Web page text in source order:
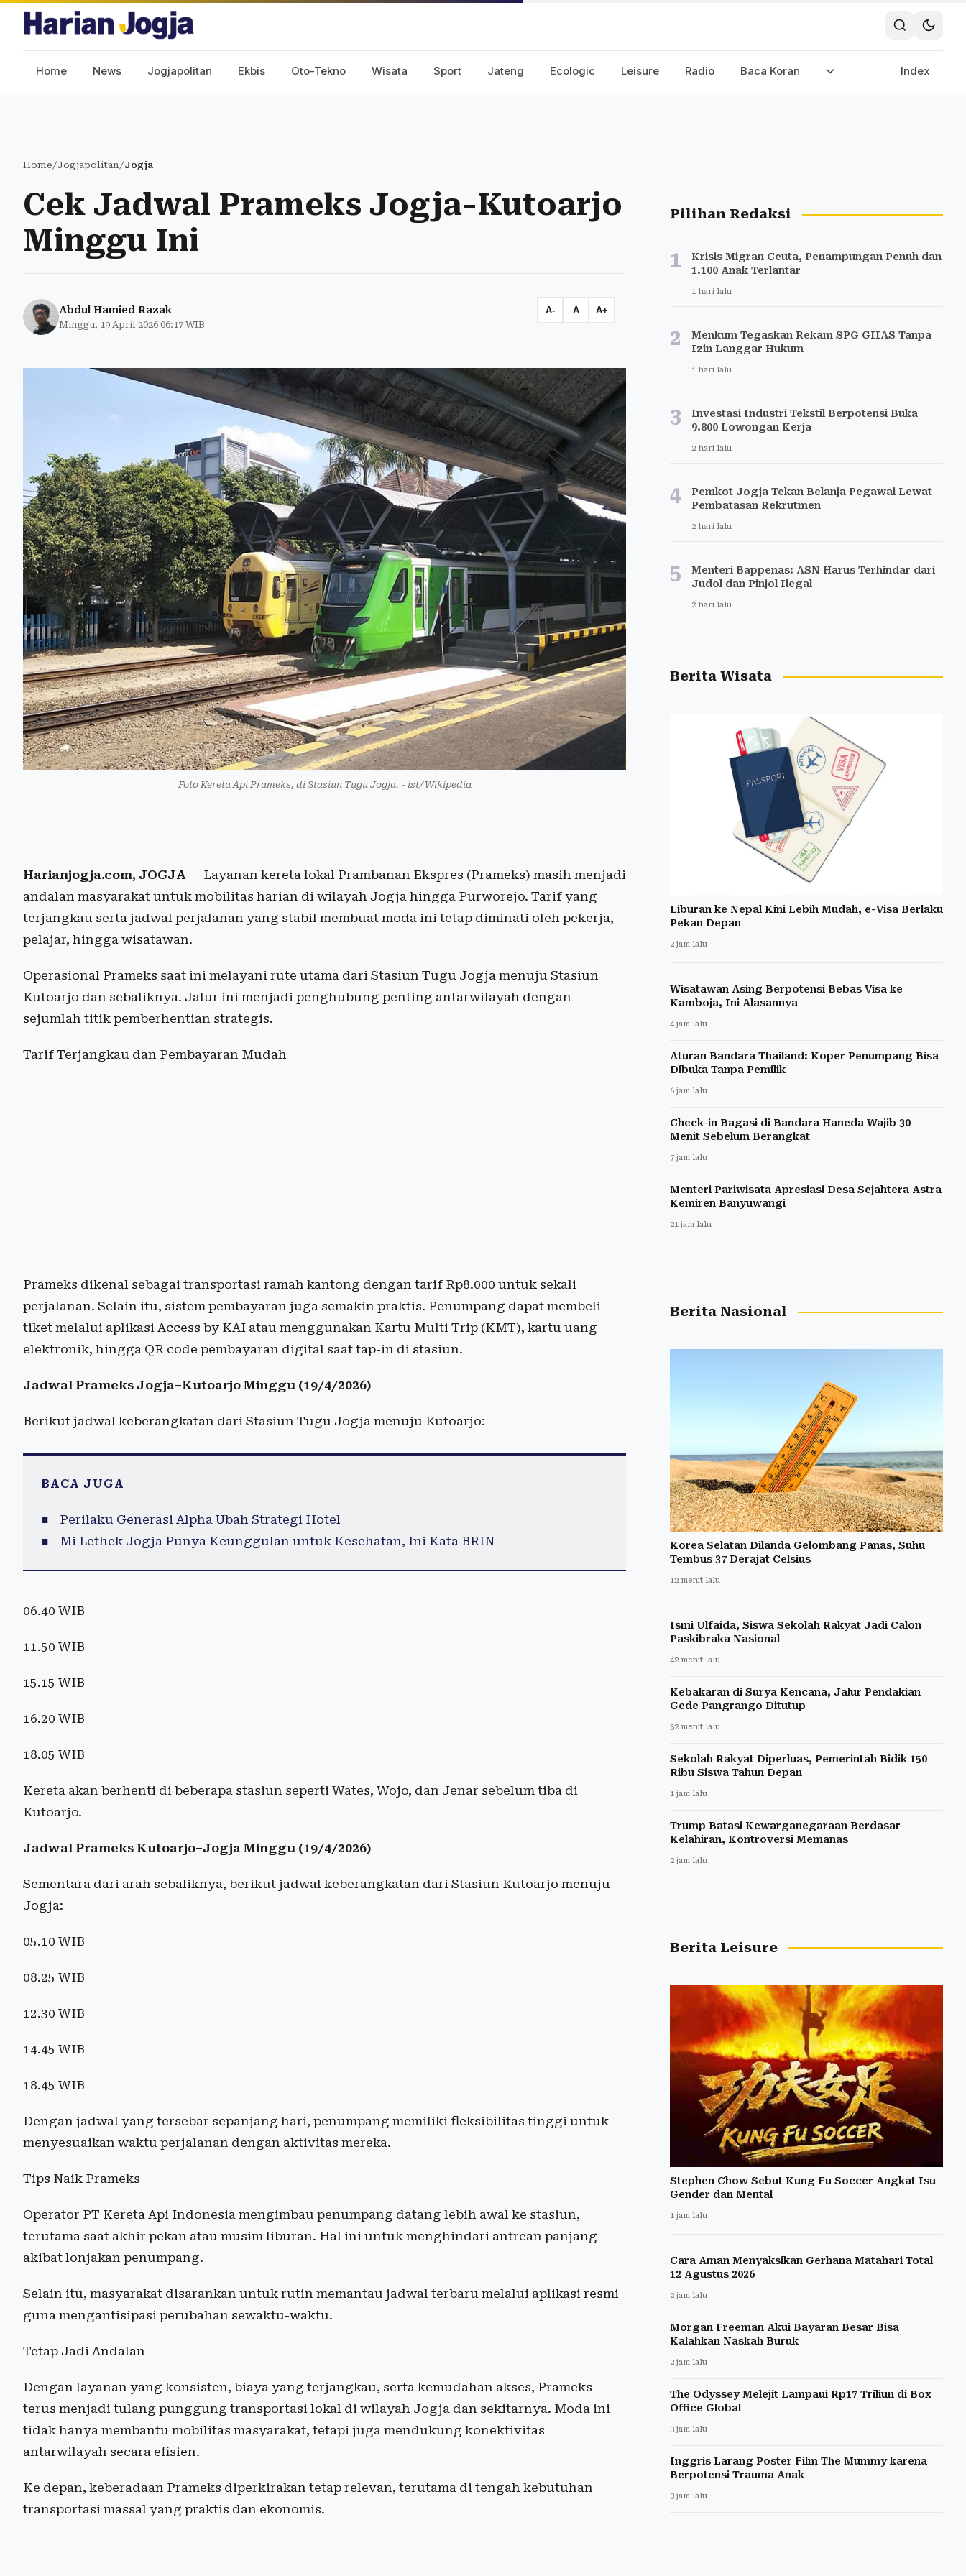
Home News Jogjapolitan Ekbis Oto-Tekno Wisata Sport Jateng Ecologic Leisure Radio Baca Koran Index
Home/Jogjapolitan/Jogja
Cek Jadwal Prameks Jogja-Kutoarjo
Minggu Ini
Abdul Hamied Razak
Minggu, 19 April 2026 06:17 WIB
A- A A+
Foto Kereta Api Prameks, di Stasiun Tugu Jogja. - ist/Wikipedia
Harianjogja.com, JOGJA — Layanan kereta lokal Prambanan Ekspres (Prameks) masih menjadi
andalan masyarakat untuk mobilitas harian di wilayah Jogja hingga Purworejo. Tarif yang
terjangkau serta jadwal perjalanan yang stabil membuat moda ini tetap diminati oleh pekerja,
pelajar, hingga wisatawan.
Operasional Prameks saat ini melayani rute utama dari Stasiun Tugu Jogja menuju Stasiun
Kutoarjo dan sebaliknya. Jalur ini menjadi penghubung penting antarwilayah dengan
sejumlah titik pemberhentian strategis.
Tarif Terjangkau dan Pembayaran Mudah
Prameks dikenal sebagai transportasi ramah kantong dengan tarif Rp8.000 untuk sekali
perjalanan. Selain itu, sistem pembayaran juga semakin praktis. Penumpang dapat membeli
tiket melalui aplikasi Access by KAI atau menggunakan Kartu Multi Trip (KMT), kartu uang
elektronik, hingga QR code pembayaran digital saat tap-in di stasiun.
Jadwal Prameks Jogja–Kutoarjo Minggu (19/4/2026)
Berikut jadwal keberangkatan dari Stasiun Tugu Jogja menuju Kutoarjo:
BACA JUGA
Perilaku Generasi Alpha Ubah Strategi Hotel
Mi Lethek Jogja Punya Keunggulan untuk Kesehatan, Ini Kata BRIN
06.40 WIB
11.50 WIB
15.15 WIB
16.20 WIB
18.05 WIB
Kereta akan berhenti di beberapa stasiun seperti Wates, Wojo, dan Jenar sebelum tiba di
Kutoarjo.
Jadwal Prameks Kutoarjo–Jogja Minggu (19/4/2026)
Sementara dari arah sebaliknya, berikut jadwal keberangkatan dari Stasiun Kutoarjo menuju
Jogja:
05.10 WIB
08.25 WIB
12.30 WIB
14.45 WIB
18.45 WIB
Dengan jadwal yang tersebar sepanjang hari, penumpang memiliki fleksibilitas tinggi untuk
menyesuaikan waktu perjalanan dengan aktivitas mereka.
Tips Naik Prameks
Operator PT Kereta Api Indonesia mengimbau penumpang datang lebih awal ke stasiun,
terutama saat akhir pekan atau musim liburan. Hal ini untuk menghindari antrean panjang
akibat lonjakan penumpang.
Selain itu, masyarakat disarankan untuk rutin memantau jadwal terbaru melalui aplikasi resmi
guna mengantisipasi perubahan sewaktu-waktu.
Tetap Jadi Andalan
Dengan layanan yang konsisten, biaya yang terjangkau, serta kemudahan akses, Prameks
terus menjadi tulang punggung transportasi lokal di wilayah Jogja dan sekitarnya. Moda ini
tidak hanya membantu mobilitas masyarakat, tetapi juga mendukung konektivitas
antarwilayah secara efisien.
Ke depan, keberadaan Prameks diperkirakan tetap relevan, terutama di tengah kebutuhan
transportasi massal yang praktis dan ekonomis.
Pilihan Redaksi
1
Krisis Migran Ceuta, Penampungan Penuh dan
1.100 Anak Terlantar
1 hari lalu
2
Menkum Tegaskan Rekam SPG GIIAS Tanpa
Izin Langgar Hukum
1 hari lalu
3
Investasi Industri Tekstil Berpotensi Buka
9.800 Lowongan Kerja
2 hari lalu
4
Pemkot Jogja Tekan Belanja Pegawai Lewat
Pembatasan Rekrutmen
2 hari lalu
5
Menteri Bappenas: ASN Harus Terhindar dari
Judol dan Pinjol Ilegal
2 hari lalu
Berita Wisata
Liburan ke Nepal Kini Lebih Mudah, e-Visa Berlaku
Pekan Depan
2 jam lalu
Wisatawan Asing Berpotensi Bebas Visa ke
Kamboja, Ini Alasannya
4 jam lalu
Aturan Bandara Thailand: Koper Penumpang Bisa
Dibuka Tanpa Pemilik
6 jam lalu
Check-in Bagasi di Bandara Haneda Wajib 30
Menit Sebelum Berangkat
7 jam lalu
Menteri Pariwisata Apresiasi Desa Sejahtera Astra
Kemiren Banyuwangi
21 jam lalu
Berita Nasional
Korea Selatan Dilanda Gelombang Panas, Suhu
Tembus 37 Derajat Celsius
12 menit lalu
Ismi Ulfaida, Siswa Sekolah Rakyat Jadi Calon
Paskibraka Nasional
42 menit lalu
Kebakaran di Surya Kencana, Jalur Pendakian
Gede Pangrango Ditutup
52 menit lalu
Sekolah Rakyat Diperluas, Pemerintah Bidik 150
Ribu Siswa Tahun Depan
1 jam lalu
Trump Batasi Kewarganegaraan Berdasar
Kelahiran, Kontroversi Memanas
2 jam lalu
Berita Leisure
Stephen Chow Sebut Kung Fu Soccer Angkat Isu
Gender dan Mental
1 jam lalu
Cara Aman Menyaksikan Gerhana Matahari Total
12 Agustus 2026
2 jam lalu
Morgan Freeman Akui Bayaran Besar Bisa
Kalahkan Naskah Buruk
2 jam lalu
The Odyssey Melejit Lampaui Rp17 Triliun di Box
Office Global
3 jam lalu
Inggris Larang Poster Film The Mummy karena
Berpotensi Trauma Anak
3 jam lalu